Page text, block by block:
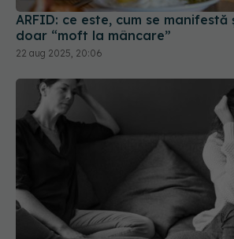
ARFID: ce este, cum se manifestă
doar “moft la mâncare”